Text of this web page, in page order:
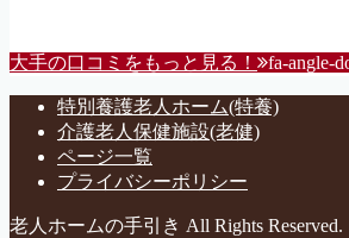
大手の口コミをもっと見る！ fa-angle-
特別養護老人ホーム(特養)
介護老人保健施設(老健)
ページ一覧
プライバシーポリシー
老人ホームの手引き All Rights Reserved.